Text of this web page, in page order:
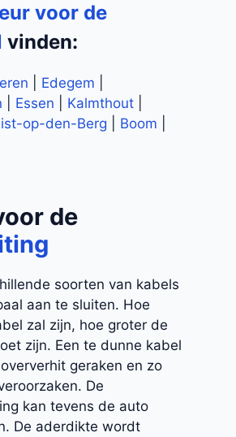
voor de
vinden:
Edegem
Essen Kalmthout
op-den-Berg Boom
de
soorten van kabels
aan te sluiten. Hoe
zal zijn, hoe groter de
zijn. Een te dunne kabel
geraken en zo
De
kan tevens de auto
De aderdikte wordt